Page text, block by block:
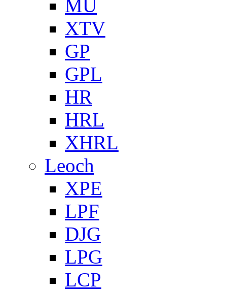
MU
XTV
GP
GPL
HR
HRL
XHRL
Leoch
XPE
LPF
DJG
LPG
LCP